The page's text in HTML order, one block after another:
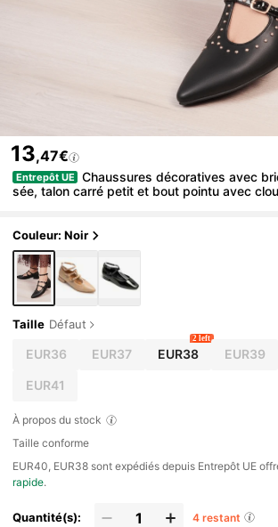
13,47€
Entrepôt UE
Chaussures décoratives avec
sée, talon carré petit et bout pointu avec
Couleur: Noir
Taille Défaut
EUR36 EUR37 EUR38
2 left
EUR39
EUR41
À propos du stock
Taille conforme
​EUR40, EUR38 sont expédiés depuis Entrepôt UE
rapide.
Quantité(s): 4 restant